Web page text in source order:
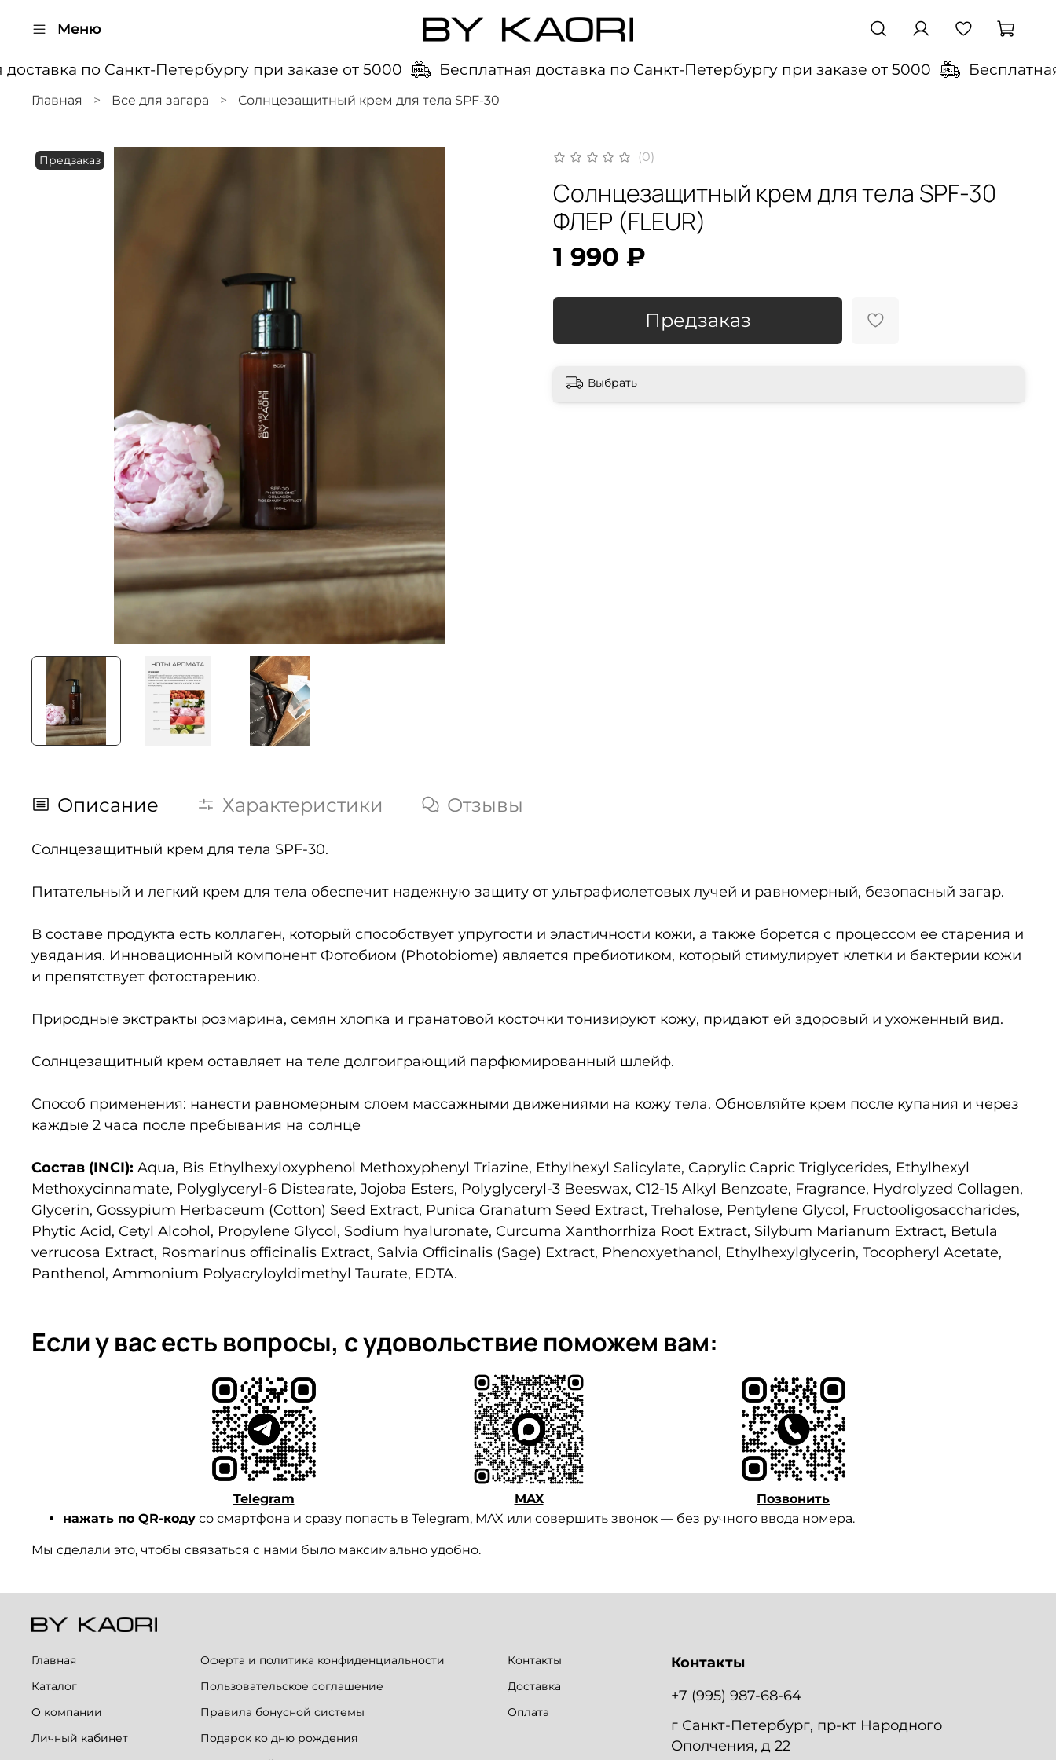
Меню
по Санкт-Петербургу при заказе от 5000 Бесплатная доставка по Санкт-Петербургу при заказе от 5000 Бесплатная
Главная Все для загара Солнцезащитный крем для тела SPF-30
Предзаказ (0)
Солнцезащитный крем для тела SPF-30
ФЛЕР (FLEUR)
1 990 ₽
Предзаказ
Выбрать
Описание Характеристики Отзывы
Солнцезащитный крем для тела SPF-30.
Питательный и легкий крем для тела обеспечит надежную защиту от ультрафиолетовых лучей и равномерный, безопасный загар.
В составе продукта есть коллаген, который способствует упругости и эластичности кожи, а также борется с процессом ее старения и
увядания. Инновационный компонент Фотобиом (Photobiome) является пребиотиком, который стимулирует клетки и бактерии кожи
и препятствует фотостарению.
Природные экстракты розмарина, семян хлопка и гранатовой косточки тонизируют кожу, придают ей здоровый и ухоженный вид.
Солнцезащитный крем оставляет на теле долгоиграющий парфюмированный шлейф.
Способ применения: нанести равномерным слоем массажными движениями на кожу тела. Обновляйте крем после купания и через
каждые 2 часа после пребывания на солнце
Состав (INCI): Aqua, Bis Ethylhexyloxyphenol Methoxyphenyl Triazine, Ethylhexyl Salicylate, Caprylic Capric Triglycerides, Ethylhexyl
Methoxycinnamate, Polyglyceryl-6 Distearate, Jojoba Esters, Polyglyceryl-3 Beeswax, С12-15 Alkyl Benzoate, Fragrance, Hydrolyzed Collagen,
Glycerin, Gossypium Herbaceum (Cotton) Seed Extract, Punica Granatum Seed Extract, Trehalose, Pentylene Glycol, Fructooligosaccharides,
Phytic Acid, Cetyl Alcohol, Propylene Glycol, Sodium hyaluronate, Curcuma Xanthorrhiza Root Extract, Silybum Marianum Extract, Betula
verrucosa Extract, Rosmarinus officinalis Extract, Salvia Оfficinalis (Sage) Extract, Phenoxyethanol, Ethylhexylglycerin, Tocopheryl Acetate,
Panthenol, Ammonium Polyacryloyldimethyl Taurate, EDTA.
Если у вас есть вопросы, с удовольствие поможем вам:
Telegram MAX
Позвонить
нажать по QR-коду со смартфона и сразу попасть в Telegram, MAX или совершить звонок — без ручного ввода номера.
Мы сделали это, чтобы связаться с нами было максимально удобно.
Главная
Каталог
О компании
Личный кабинет
Оферта и политика конфиденциальности
Пользовательское соглашение
Правила бонусной системы
Подарок ко дню рождения
Контакты
Доставка
Оплата
Контакты
+7 (995) 987-68-64
г Санкт-Петербург, пр-кт Народного
Ополчения, д 22